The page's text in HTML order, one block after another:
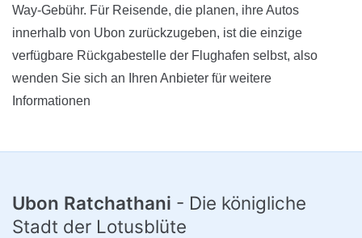
Way-Gebühr. Für Reisende, die planen, ihre Autos
innerhalb von Ubon zurückzugeben, ist die einzige
verfügbare Rückgabestelle der Flughafen selbst, also
wenden Sie sich an Ihren Anbieter für weitere
Informationen
Ubon Ratchathani - Die königliche
Stadt der Lotusblüte